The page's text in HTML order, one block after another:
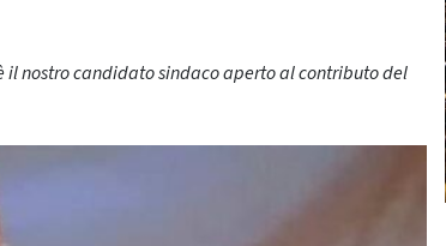
il nostro candidato sindaco aperto al contributo del